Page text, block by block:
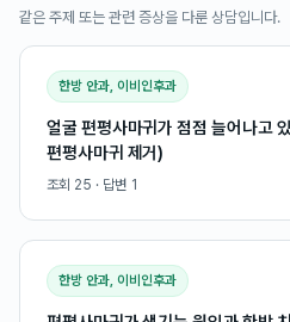
같은 주제 또는 관련 증상을 다룬 상담입니다.
한방 안과, 이비인후과
얼굴 편평사마귀가 점점 늘어나고
편평사마귀 제거)
조회 25 · 답변 1
한방 안과, 이비인후과